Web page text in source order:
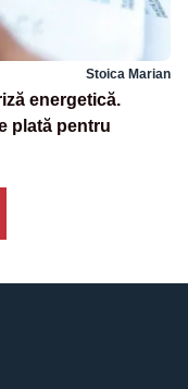
Stoica Marian
energetică.
plată pentru